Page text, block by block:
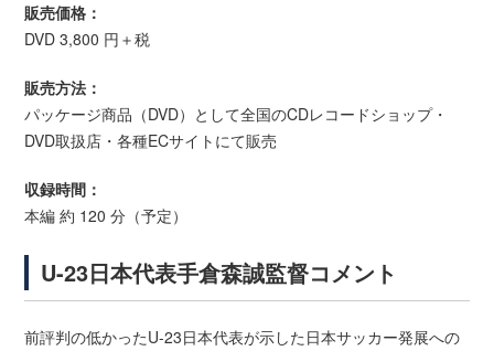
販売価格：
DVD 3,800 円＋税
販売方法：
パッケージ商品（DVD）として全国のCDレコードショップ・
DVD取扱店・各種ECサイトにて販売
収録時間：
本編 約 120 分（予定）
U-23日本代表手倉森誠監督コメント
前評判の低かったU-23日本代表が示した日本サッカー発展への